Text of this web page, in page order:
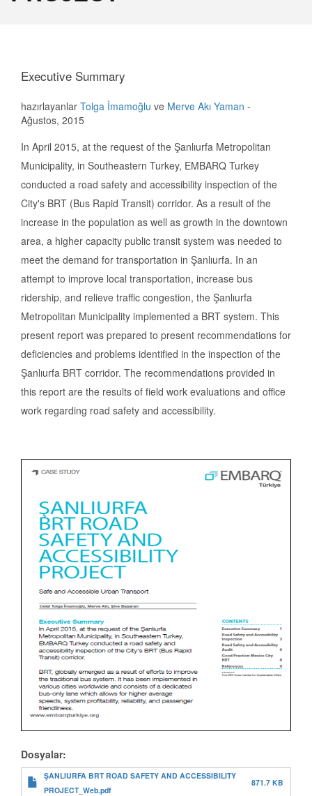
Executive Summary
hazırlayanlar Tolga İmamoğlu ve Merve Akı Yaman -
Ağustos, 2015
In April 2015, at the request of the Şanlıurfa Metropolitan
Municipality, in Southeastern Turkey, EMBARQ Turkey
conducted a road safety and accessibility inspection of the
City's BRT (Bus Rapid Transit) corridor. As a result of the
increase in the population as well as growth in the downtown
area, a higher capacity public transit system was needed to
meet the demand for transportation in Şanlıurfa. In an
attempt to improve local transportation, increase bus
ridership, and relieve traffic congestion, the Şanlıurfa
Metropolitan Municipality implemented a BRT system. This
present report was prepared to present recommendations for
deficiencies and problems identified in the inspection of the
Şanlıurfa BRT corridor. The recommendations provided in
this report are the results of field work evaluations and office
work regarding road safety and accessibility.
Dosyalar:
ŞANLIURFA BRT ROAD SAFETY AND ACCESSIBILITY
PROJECT_Web.pdf
871.7 KB